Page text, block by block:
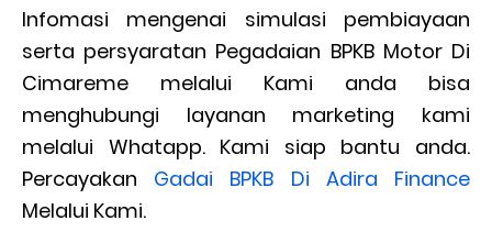
Infomasi mengenai simulasi pembiayaan
serta persyaratan Pegadaian BPKB Motor Di
Cimareme melalui Kami anda bisa
menghubungi layanan marketing kami
melalui Whatapp. Kami siap bantu anda.
Percayakan Gadai BPKB Di Adira Finance
Melalui Kami.